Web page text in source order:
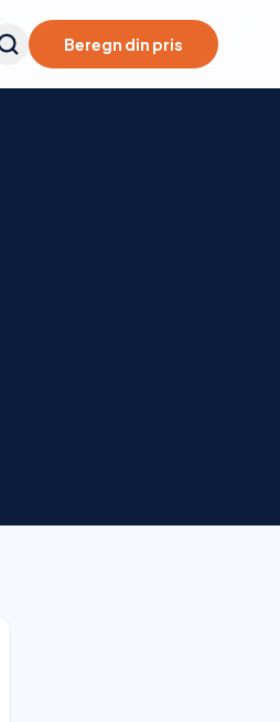
Beregn din pris